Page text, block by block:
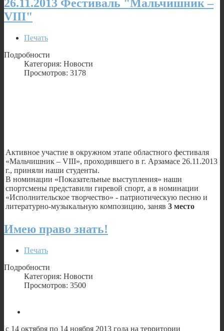
26.11.2013 Фестиваль "Мальчишник –
VIII"
Печать
Подробности
Категория: Новости
Просмотров: 3178
Активное участие в окружном этапе областного фестиваля
«Мальчишник – VIII», проходившего в г. Арзамасе 26.11.2013
г., приняли наши студенты.
В номинации «Показательные выступления» наши
спортсмены представили гиревой спорт, а в номинации
«Исполнительское творчество» - патриотическую песню и
литературно-музыкальную композицию, заняв 3 место
Имею право знать!
Печать
Подробности
Категория: Новости
Просмотров: 3500
с 14 октября по 14 ноября 2013 года на территории